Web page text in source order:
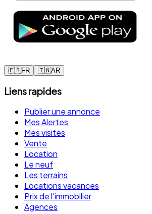
🇫🇷FR 🇹🇳AR
Liens rapides
Publier une annonce
Mes Alertes
Mes visites
Vente
Location
Le neuf
Les terrains
Locations vacances
Prix de l'immobilier
Agences